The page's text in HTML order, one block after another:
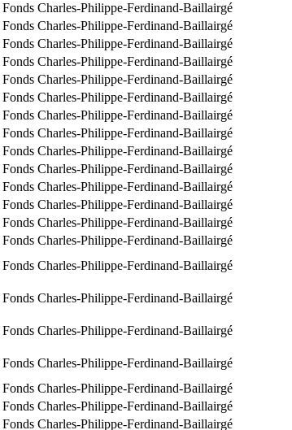
Fonds Charles-Philippe-Ferdinand-Baillairgé
Fonds Charles-Philippe-Ferdinand-Baillairgé
Fonds Charles-Philippe-Ferdinand-Baillairgé
Fonds Charles-Philippe-Ferdinand-Baillairgé
Fonds Charles-Philippe-Ferdinand-Baillairgé
Fonds Charles-Philippe-Ferdinand-Baillairgé
Fonds Charles-Philippe-Ferdinand-Baillairgé
Fonds Charles-Philippe-Ferdinand-Baillairgé
Fonds Charles-Philippe-Ferdinand-Baillairgé
Fonds Charles-Philippe-Ferdinand-Baillairgé
Fonds Charles-Philippe-Ferdinand-Baillairgé
Fonds Charles-Philippe-Ferdinand-Baillairgé
Fonds Charles-Philippe-Ferdinand-Baillairgé
Fonds Charles-Philippe-Ferdinand-Baillairgé
Fonds Charles-Philippe-Ferdinand-Baillairgé
Fonds Charles-Philippe-Ferdinand-Baillairgé
Fonds Charles-Philippe-Ferdinand-Baillairgé
Fonds Charles-Philippe-Ferdinand-Baillairgé
Fonds Charles-Philippe-Ferdinand-Baillairgé
Fonds Charles-Philippe-Ferdinand-Baillairgé
Fonds Charles-Philippe-Ferdinand-Baillairgé